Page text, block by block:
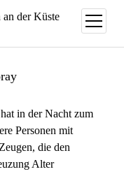
Menü
öffnen
in der Nacht zum
Personen mit
die den
Alter